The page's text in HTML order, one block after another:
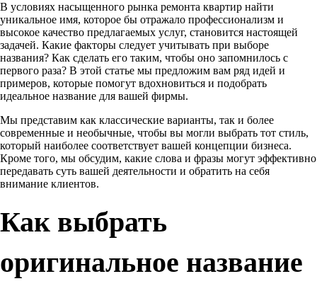
В условиях насыщенного рынка ремонта квартир найти
уникальное имя, которое бы отражало профессионализм и
высокое качество предлагаемых услуг, становится настоящей
задачей. Какие факторы следует учитывать при выборе
названия? Как сделать его таким, чтобы оно запомнилось с
первого раза? В этой статье мы предложим вам ряд идей и
примеров, которые помогут вдохновиться и подобрать
идеальное название для вашей фирмы.
Мы представим как классические варианты, так и более
современные и необычные, чтобы вы могли выбрать тот стиль,
который наиболее соответствует вашей концепции бизнеса.
Кроме того, мы обсудим, какие слова и фразы могут эффективно
передавать суть вашей деятельности и обратить на себя
внимание клиентов.
Как выбрать
оригинальное название